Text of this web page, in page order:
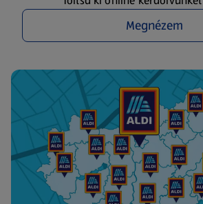
Megnézem